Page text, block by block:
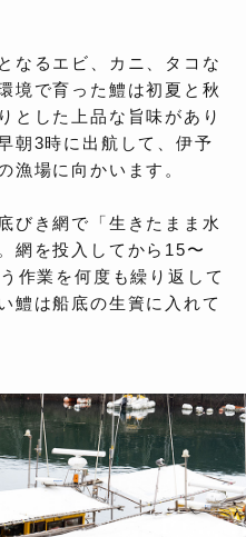
なるエビ、カニ、タコな
境で育った鱧は初夏と秋
とした上品な旨味があり
朝3時に出航して、伊予
漁場に向かいます。
びき網で「生きたまま水
網を投入してから15〜
作業を何度も繰り返して
鱧は船底の生簀に入れて